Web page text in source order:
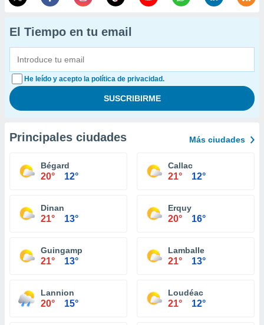
El Tiempo en tu email
He leído y acepto la política de privacidad.
Principales ciudades Más ciudades
Bégard
20° 12°
Callac
21° 12°
Dinan
21° 13°
Erquy
20° 16°
Guingamp
21° 13°
Lamballe
21° 13°
Lannion
20° 15°
Loudéac
21° 12°